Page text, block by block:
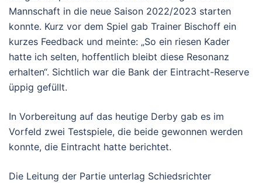
Mannschaft in die neue Saison 2022/2023 starten
konnte. Kurz vor dem Spiel gab Trainer Bischoff ein
kurzes Feedback und meinte: „So ein riesen Kader
hatte ich selten, hoffentlich bleibt diese Resonanz
erhalten“. Sichtlich war die Bank der Eintracht-Reserve
üppig gefüllt.
In Vorbereitung auf das heutige Derby gab es im
Vorfeld zwei Testspiele, die beide gewonnen werden
konnte, die Eintracht hatte berichtet.
Die Leitung der Partie unterlag Schiedsrichter